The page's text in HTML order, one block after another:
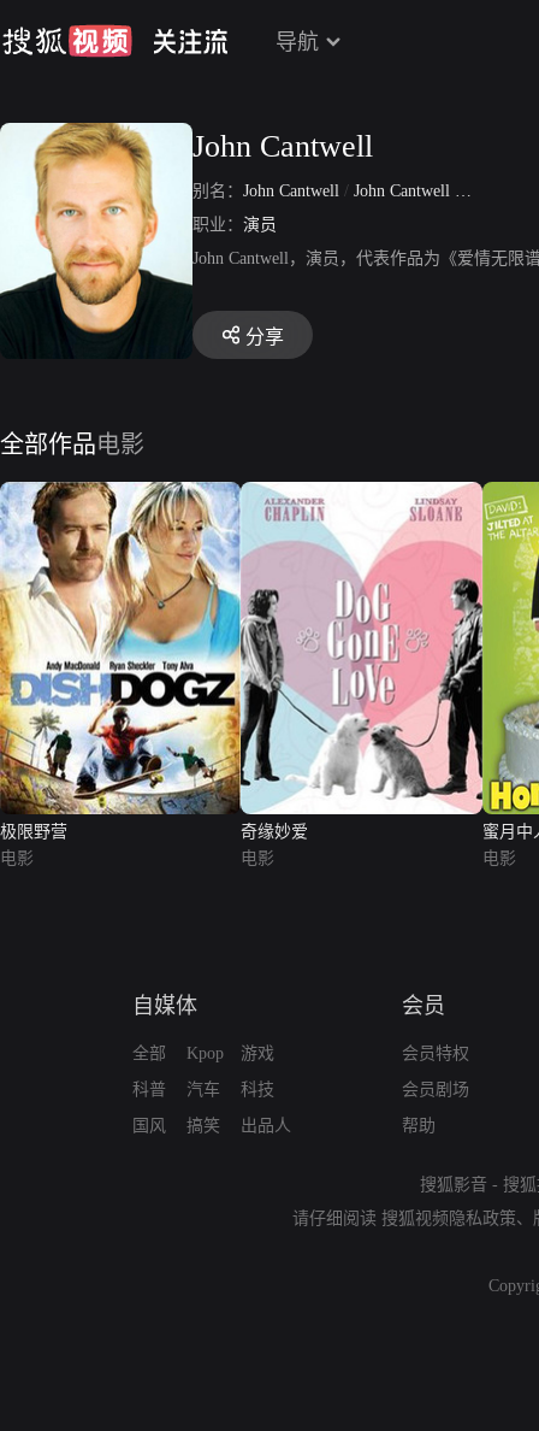
导航
John Cantwell
别名： John Cantwell / John Cantwell Smith
职业： 演员
John Cantwell，演员，代表作品为《爱情无限
分享
全部作品电影
极限野营
电影
奇缘妙爱
电影
蜜月中
电影
自媒体
全部
科普
国风
Kpop
汽车
搞笑
游戏
科技
出品人
会员
会员特权
会员剧场
帮助
搜狐影音 - 搜
请仔细阅读 搜狐视频隐私政策、